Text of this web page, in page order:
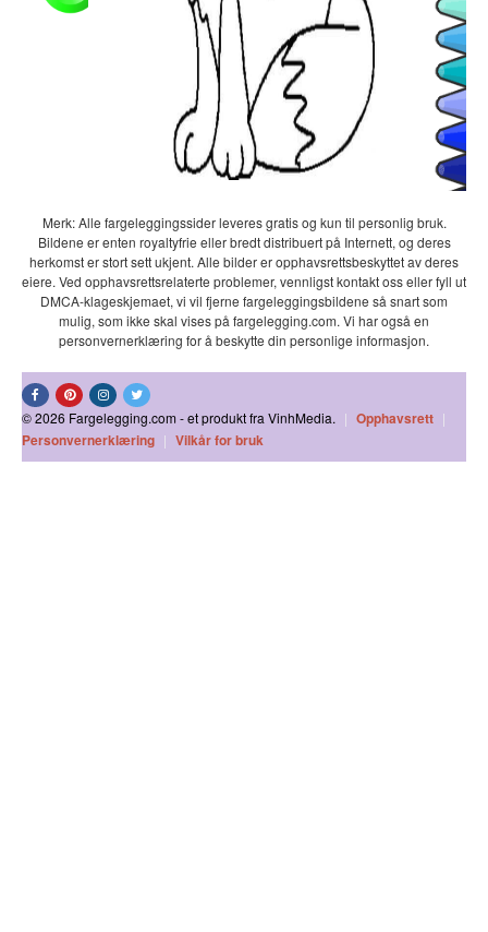
Merk: Alle fargeleggingssider leveres gratis og kun til personlig bruk.
Bildene er enten royaltyfrie eller bredt distribuert på Internett, og deres
herkomst er stort sett ukjent. Alle bilder er opphavsrettsbeskyttet av deres
eiere. Ved opphavsrettsrelaterte problemer, vennligst kontakt oss eller fyll ut
DMCA-klageskjemaet, vi vil fjerne fargeleggingsbildene så snart som
mulig, som ikke skal vises på fargelegging.com. Vi har også en
personvernerklæring for å beskytte din personlige informasjon.
© 2026 Fargelegging.com - et produkt fra VinhMedia. | Opphavsrett |
Personvernerklæring | Vilkår for bruk